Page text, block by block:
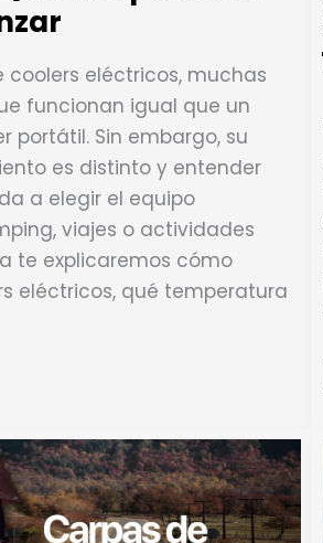
coolers eléctricos, muchas
funcionan igual que un
portátil. Sin embargo, su
es distinto y entender
a elegir el equipo
viajes o actividades
te explicaremos cómo
eléctricos, qué temperatura